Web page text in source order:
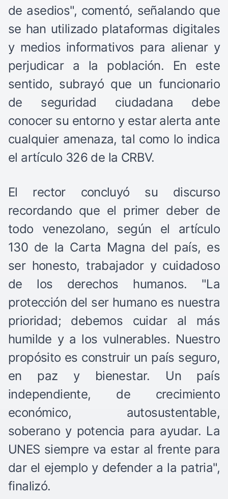
de asedios", comentó, señalando que
se han utilizado plataformas digitales
y medios informativos para alienar y
perjudicar a la población. En este
sentido, subrayó que un funcionario
de seguridad ciudadana debe
conocer su entorno y estar alerta ante
cualquier amenaza, tal como lo indica
el artículo 326 de la CRBV.
El rector concluyó su discurso
recordando que el primer deber de
todo venezolano, según el artículo
130 de la Carta Magna del país, es
ser honesto, trabajador y cuidadoso
de los derechos humanos. "La
protección del ser humano es nuestra
prioridad; debemos cuidar al más
humilde y a los vulnerables. Nuestro
propósito es construir un país seguro,
en paz y bienestar. Un país
independiente, de crecimiento
económico, autosustentable,
soberano y potencia para ayudar. La
UNES siempre va estar al frente para
dar el ejemplo y defender a la patria",
finalizó.